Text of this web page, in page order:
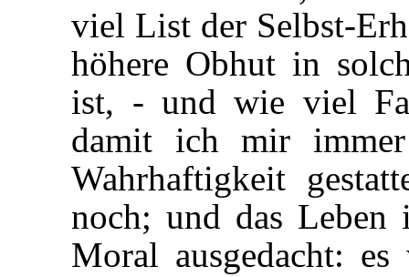
viel List der Selbst-
höhere Obhut in
ist, - und wie viel
damit ich mir
Wahrhaftigkeit
noch; und das
Moral ausgedacht: